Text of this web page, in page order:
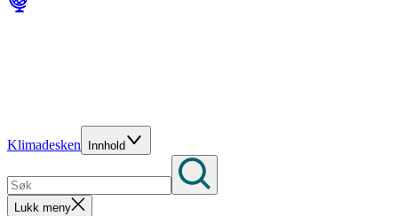
Klimadesken Innhold
Lukk meny